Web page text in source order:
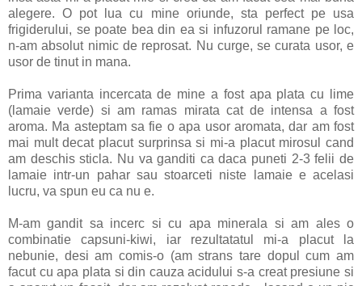
alegere. O pot lua cu mine oriunde, sta perfect pe usa
frigiderului, se poate bea din ea si infuzorul ramane pe loc,
n-am absolut nimic de reprosat. Nu curge, se curata usor, e
usor de tinut in mana.
Prima varianta incercata de mine a fost apa plata cu lime
(lamaie verde) si am ramas mirata cat de intensa a fost
aroma. Ma asteptam sa fie o apa usor aromata, dar am fost
mai mult decat placut surprinsa si mi-a placut mirosul cand
am deschis sticla. Nu va ganditi ca daca puneti 2-3 felii de
lamaie intr-un pahar sau stoarceti niste lamaie e acelasi
lucru, va spun eu ca nu e.
M-am gandit sa incerc si cu apa minerala si am ales o
combinatie capsuni-kiwi, iar rezultatatul mi-a placut la
nebunie, desi am comis-o (am strans tare dopul cum am
facut cu apa plata si din cauza acidului s-a creat presiune si